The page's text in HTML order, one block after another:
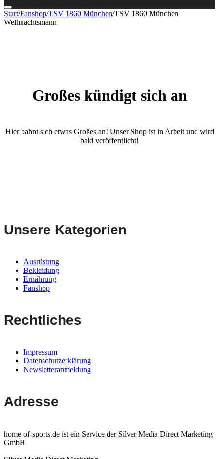
Start/Fanshop/TSV 1860 München/TSV 1860 München
Weihnachtsmann
Großes kündigt sich an
Hier bahnt sich etwas Großes an! Unser Shop ist in Arbeit und wird
bald veröffentlicht!
Unsere Kategorien
Ausrüstung
Bekleidung
Ernährung
Fanshop
Rechtliches
Impressum
Datenschutzerklärung
Newsletteranmeldung
Adresse
home-of-sports.de ist ein Service der Silver Media Direct Marketing
GmbH